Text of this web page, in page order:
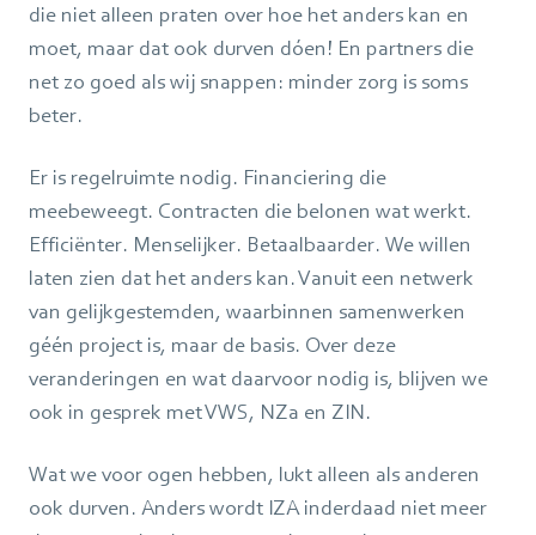
die niet alleen praten over hoe het anders kan en
moet, maar dat ook durven dóen! En partners die
net zo goed als wij snappen: minder zorg is soms
beter.
Er is regelruimte nodig. Financiering die
meebeweegt. Contracten die belonen wat werkt.
Efficiënter. Menselijker. Betaalbaarder. We willen
laten zien dat het anders kan. Vanuit een netwerk
van gelijkgestemden, waarbinnen samenwerken
géén project is, maar de basis. Over deze
veranderingen en wat daarvoor nodig is, blijven we
ook in gesprek met VWS, NZa en ZIN.
Wat we voor ogen hebben, lukt alleen als anderen
ook durven. Anders wordt IZA inderdaad niet meer